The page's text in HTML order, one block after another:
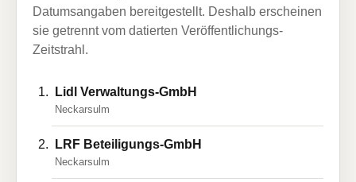
Datumsangaben bereitgestellt. Deshalb erscheinen
sie getrennt vom datierten Veröffentlichungs-
Zeitstrahl.
Lidl Verwaltungs-GmbH
Neckarsulm
LRF Beteiligungs-GmbH
Neckarsulm